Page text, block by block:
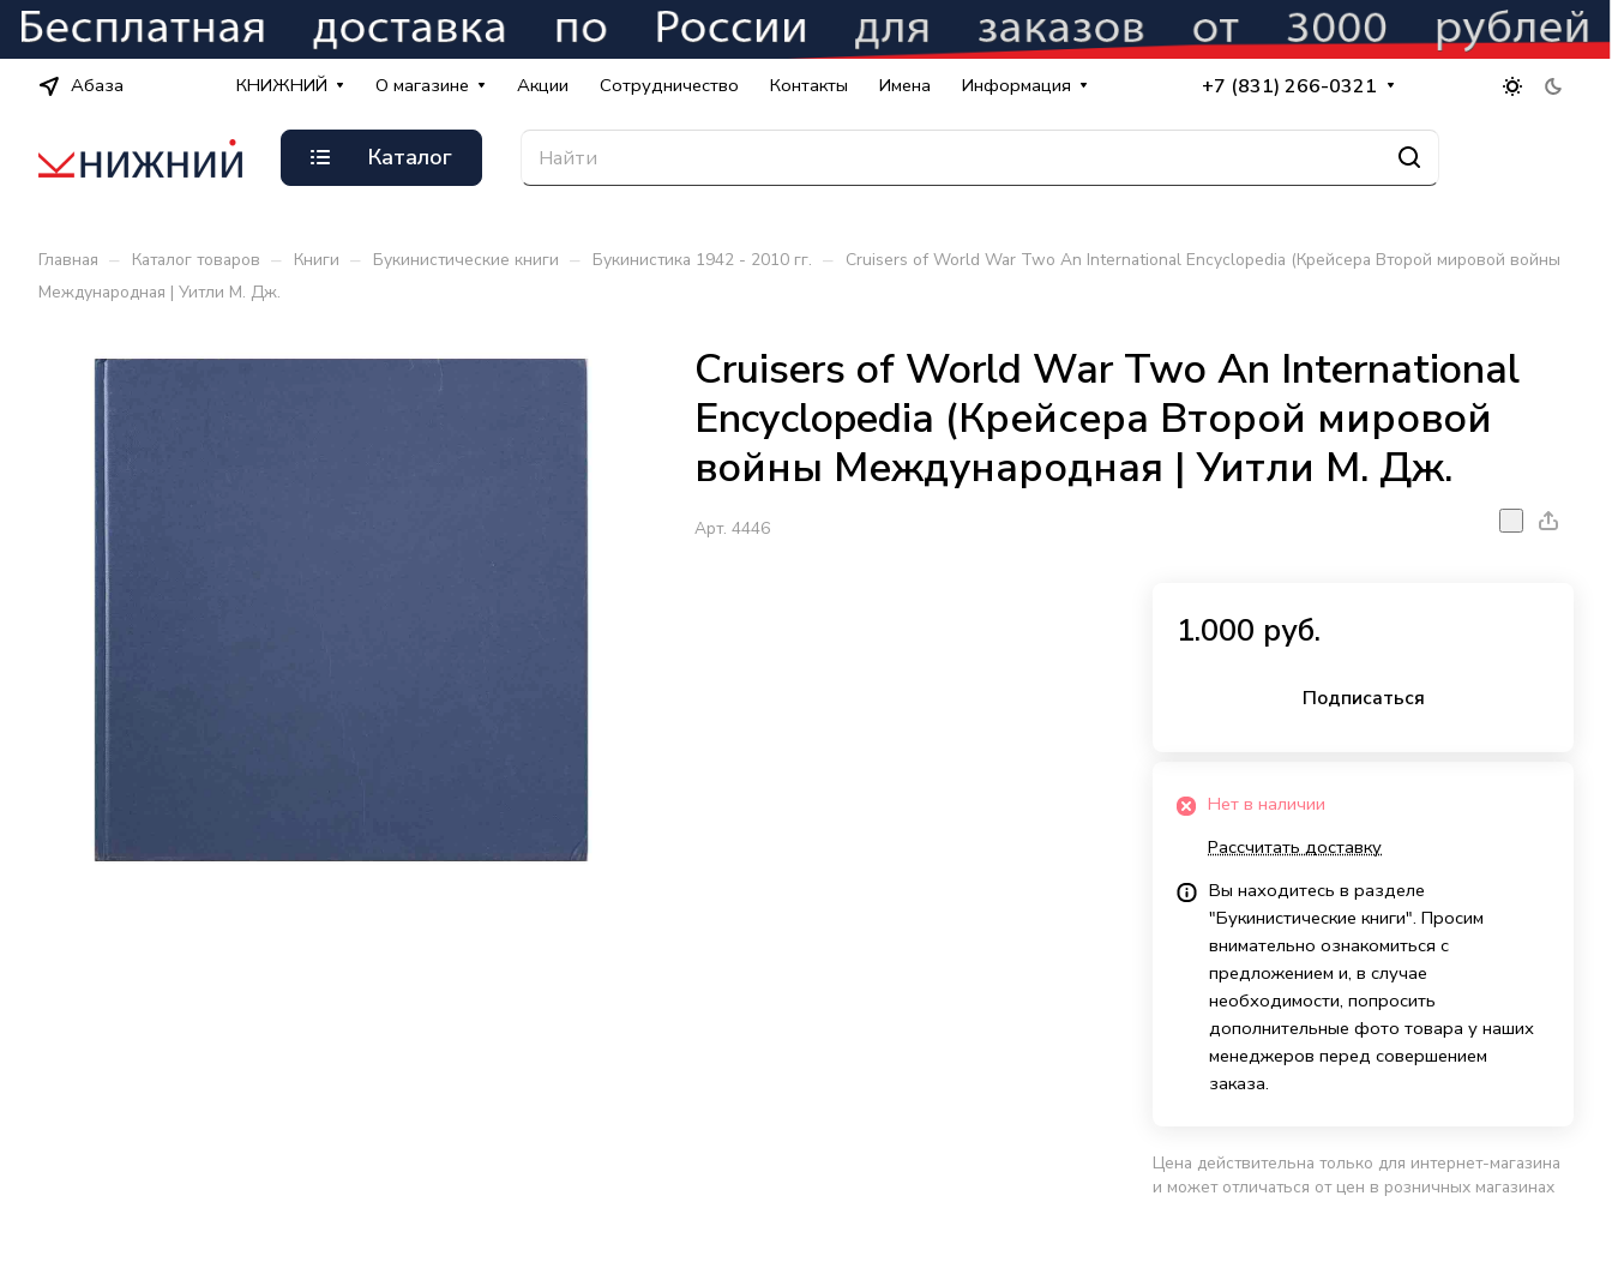
Абаза КНИЖНИЙ О магазине Акции Сотрудничество Контакты Имена Информация +7 (831) 266-0321
Каталог
Главная – Каталог товаров – Книги – Букинистические книги – Букинистика 1942 - 2010 гг. –
Cruisers of World War Two An International Encyclopedia (Крейсера Второй мировой войны
Международная | Уитли М. Дж.
Cruisers of World War Two An International
Encyclopedia (Крейсера Второй мировой
войны Международная | Уитли М. Дж.
Арт. 4446
1.000 руб.
Подписаться
Нет в наличии
Рассчитать доставку
Вы находитесь в разделе
"Букинистические книги". Просим
внимательно ознакомиться с
предложением и, в случае
необходимости, попросить
дополнительные фото товара у наших
менеджеров перед совершением
заказа.
Цена действительна только для интернет-магазина
и может отличаться от цен в розничных магазинах